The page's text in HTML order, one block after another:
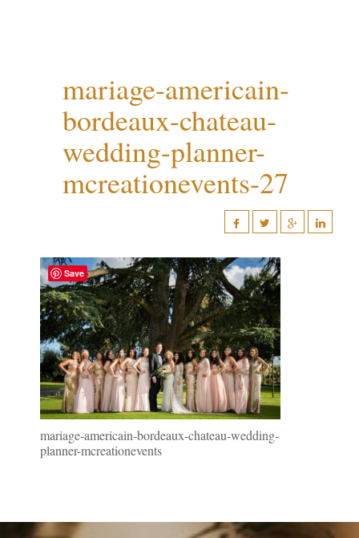
mariage-americain-
bordeaux-chateau-
wedding-planner-
mcreationevents-27
mariage-americain-bordeaux-chateau-wedding-
planner-mcreationevents
Save